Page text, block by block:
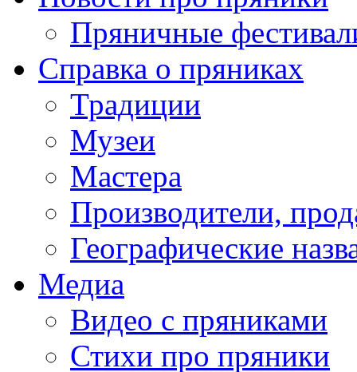
Пряничные
Справка о пряниках
Традиции
Музеи
Мастера
Производители,
Географические
Медиа
Видео с пряниками
Стихи про пряники